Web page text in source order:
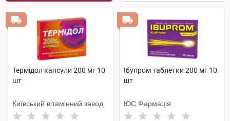
Термідол капсули 200 мг 10
шт
Київський вітамінний завод
Ібупром таблетки 200 мг 10
шт
ЮС Фармація